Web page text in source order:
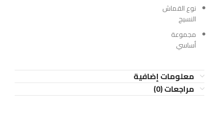
نوع القماش
النسيج
مجموعة
أساسي
معلومات إضافية
مراجعات (0)